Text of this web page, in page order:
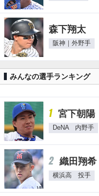
森下翔太
阪神｜外野手
みんなの選手ランキング
1 宮下朝陽
DeNA 内野手
2 織田翔希
横浜高 投手